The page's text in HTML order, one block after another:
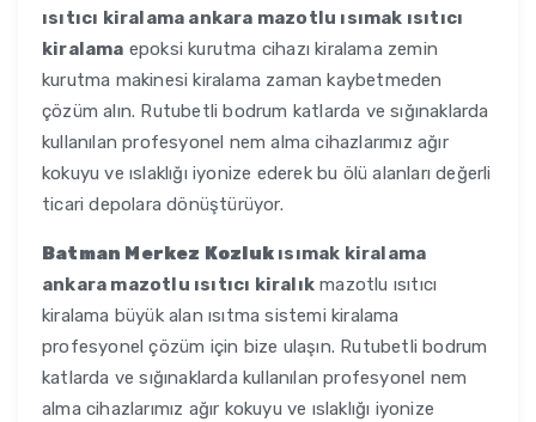
ısıtıcı kiralama ankara mazotlu ısımak ısıtıcı
kiralama epoksi kurutma cihazı kiralama zemin
kurutma makinesi kiralama zaman kaybetmeden
çözüm alın. Rutubetli bodrum katlarda ve sığınaklarda
kullanılan profesyonel nem alma cihazlarımız ağır
kokuyu ve ıslaklığı iyonize ederek bu ölü alanları değerli
ticari depolara dönüştürüyor.
Batman Merkez Kozluk ısımak kiralama
ankara mazotlu ısıtıcı kiralık mazotlu ısıtıcı
kiralama büyük alan ısıtma sistemi kiralama
profesyonel çözüm için bize ulaşın. Rutubetli bodrum
katlarda ve sığınaklarda kullanılan profesyonel nem
alma cihazlarımız ağır kokuyu ve ıslaklığı iyonize